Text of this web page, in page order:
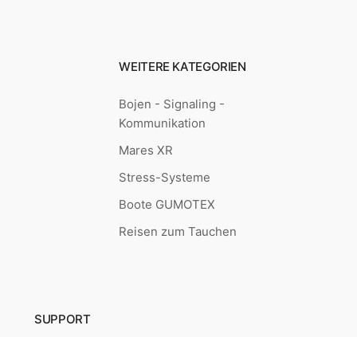
WEITERE KATEGORIEN
Bojen - Signaling -
Kommunikation
Mares XR
Stress-Systeme
Boote GUMOTEX
Reisen zum Tauchen
SUPPORT